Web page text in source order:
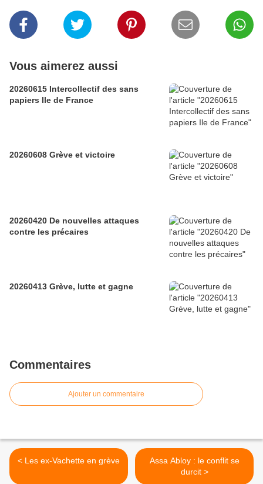
Vous aimerez aussi
20260615 Intercollectif des sans
papiers Ile de France
20260608 Grève et victoire
20260420 De nouvelles attaques
contre les précaires
20260413 Grève, lutte et gagne
Commentaires
Ajouter un commentaire
< Les ex-Vachette en grève
Assa Abloy : le conflit se
durcit >